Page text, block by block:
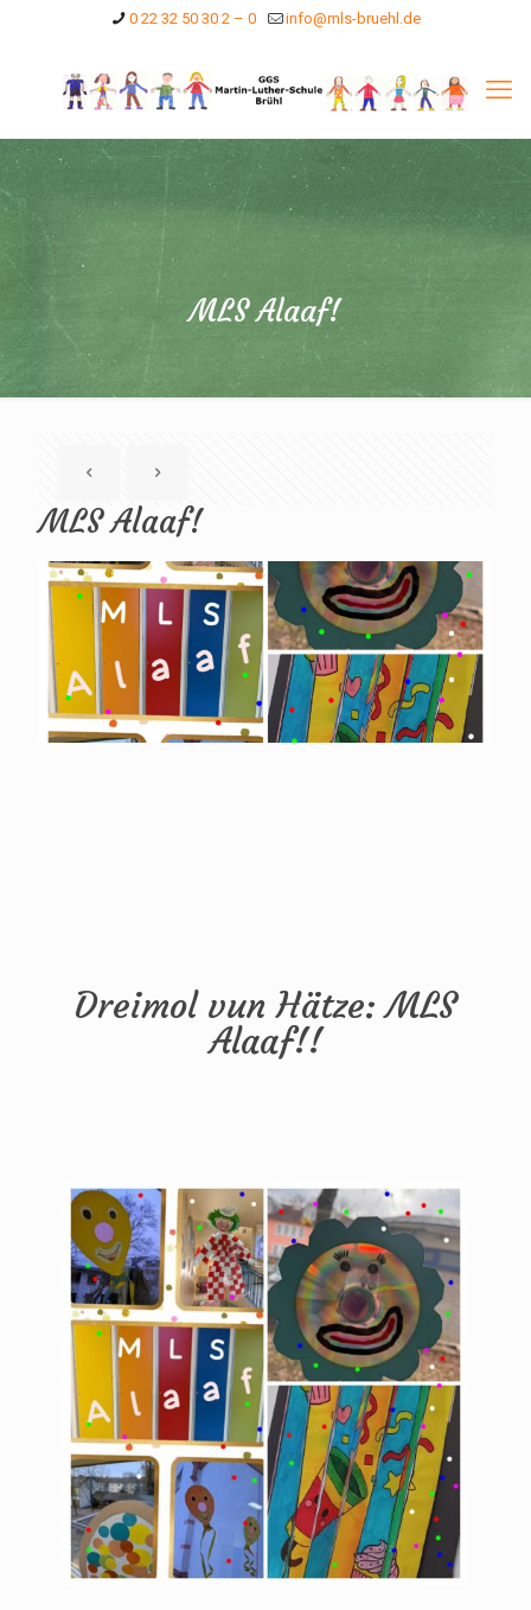
0 22 32 50 30 2 – 0 info@mls-bruehl.de
MLS Alaaf!
MLS Alaaf!
Dreimol vun Hätze: MLS
Alaaf!!